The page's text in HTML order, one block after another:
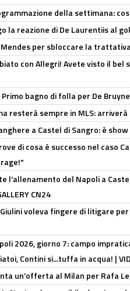
della settimana:
la reazione di De Laurentiis al
Mendes per sbloccare la
con Allegri! Avete visto il bel
bagno di folla per De
resterà sempre in MLS:
a Castel di Sangro: è show
di cosa è successo nel caso
l'allenamento del Napoli a
CN24
voleva fingere di litigare
2026, giorno 7: campo
Contini si...tuffa in acqua! |
un'offerta al Milan per Rafa